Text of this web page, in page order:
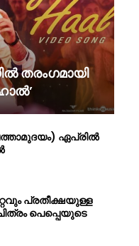
തരംഗമായി
ഏപ്രിൽ
പ്രതീക്ഷയുള്ള
പെപ്പെയുടെ